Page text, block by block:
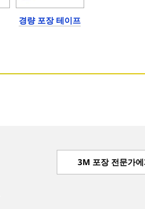
경량 포장 테이프
3M 포장 전문가